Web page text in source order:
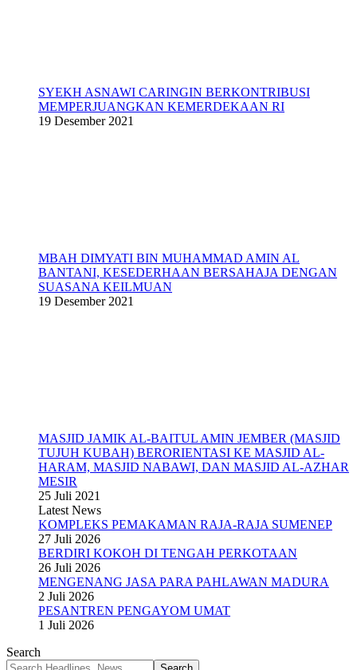
SYEKH ASNAWI CARINGIN BERKONTRIBUSI
MEMPERJUANGKAN KEMERDEKAAN RI
19 Desember 2021
MBAH DIMYATI BIN MUHAMMAD AMIN AL
BANTANI, KESEDERHAAN BERSAHAJA DENGAN
SUASANA KEILMUAN
19 Desember 2021
MASJID JAMIK AL-BAITUL AMIN JEMBER (MASJID
TUJUH KUBAH) BERORIENTASI KE MASJID AL-
HARAM, MASJID NABAWI, DAN MASJID AL-AZHAR
MESIR
25 Juli 2021
Latest News
KOMPLEKS PEMAKAMAN RAJA-RAJA SUMENEP
27 Juli 2026
BERDIRI KOKOH DI TENGAH PERKOTAAN
26 Juli 2026
MENGENANG JASA PARA PAHLAWAN MADURA
2 Juli 2026
PESANTREN PENGAYOM UMAT
1 Juli 2026
Search